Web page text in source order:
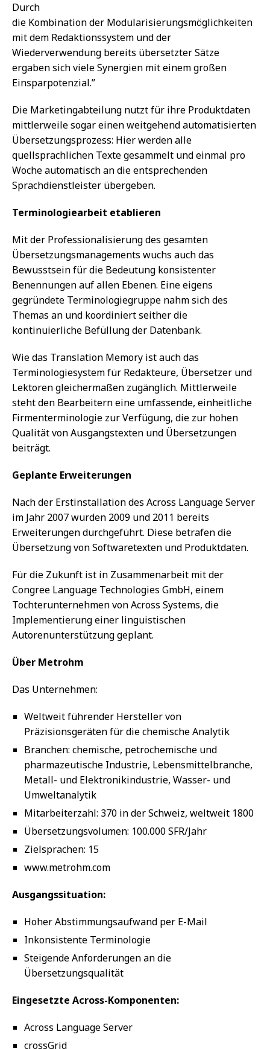
Durch
die Kombination der Modularisierungsmöglichkeiten
mit dem Redaktionssystem und der
Wiederverwendung bereits übersetzter Sätze
ergaben sich viele Synergien mit einem großen
Einsparpotenzial.”
Die Marketingabteilung nutzt für ihre Produktdaten
mittlerweile sogar einen weitgehend automatisierten
Übersetzungsprozess: Hier werden alle
quellsprachlichen Texte gesammelt und einmal pro
Woche automatisch an die entsprechenden
Sprachdienstleister übergeben.
Terminologiearbeit etablieren
Mit der Professionalisierung des gesamten
Übersetzungsmanagements wuchs auch das
Bewusstsein für die Bedeutung konsistenter
Benennungen auf allen Ebenen. Eine eigens
gegründete Terminologiegruppe nahm sich des
Themas an und koordiniert seither die
kontinuierliche Befüllung der Datenbank.
Wie das Translation Memory ist auch das
Terminologiesystem für Redakteure, Übersetzer und
Lektoren gleichermaßen zugänglich. Mittlerweile
steht den Bearbeitern eine umfassende, einheitliche
Firmenterminologie zur Verfügung, die zur hohen
Qualität von Ausgangstexten und Übersetzungen
beiträgt.
Geplante Erweiterungen
Nach der Erstinstallation des Across Language Server
im Jahr 2007 wurden 2009 und 2011 bereits
Erweiterungen durchgeführt. Diese betrafen die
Übersetzung von Softwaretexten und Produktdaten.
Für die Zukunft ist in Zusammenarbeit mit der
Congree Language Technologies GmbH, einem
Tochterunternehmen von Across Systems, die
Implementierung einer linguistischen
Autorenunterstützung geplant.
Über Metrohm
Das Unternehmen:
Weltweit führender Hersteller von
Präzisionsgeräten für die chemische Analytik
Branchen: chemische, petrochemische und
pharmazeutische Industrie, Lebensmittelbranche,
Metall- und Elektronikindustrie, Wasser- und
Umweltanalytik
Mitarbeiterzahl: 370 in der Schweiz, weltweit 1800
Übersetzungsvolumen: 100.000 SFR/Jahr
Zielsprachen: 15
www.metrohm.com
Ausgangssituation:
Hoher Abstimmungsaufwand per E-Mail
Inkonsistente Terminologie
Steigende Anforderungen an die
Übersetzungsqualität
Eingesetzte Across-Komponenten:
Across Language Server
crossGrid